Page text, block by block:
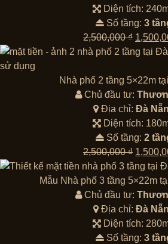
Diện tích:
Số tầng: 3
2,500,000₫ Giá
gốc
Nhà phố 2 tầng 5×22m
Chủ đầu tư:
Địa chỉ: Đà
Diện tích:
Số tầng: 2
2,500,000₫ Giá
gốc
là:
Mẫu Nhà phố 3 tầng 5×22m
Chủ đầu tư:
Địa chỉ: Đà
Diện tích:
Số tầng: 3